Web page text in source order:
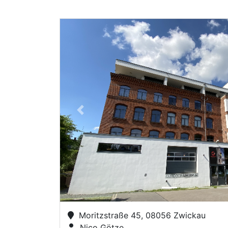
Previous
Moritzstraße 45, 08056 Zwickau